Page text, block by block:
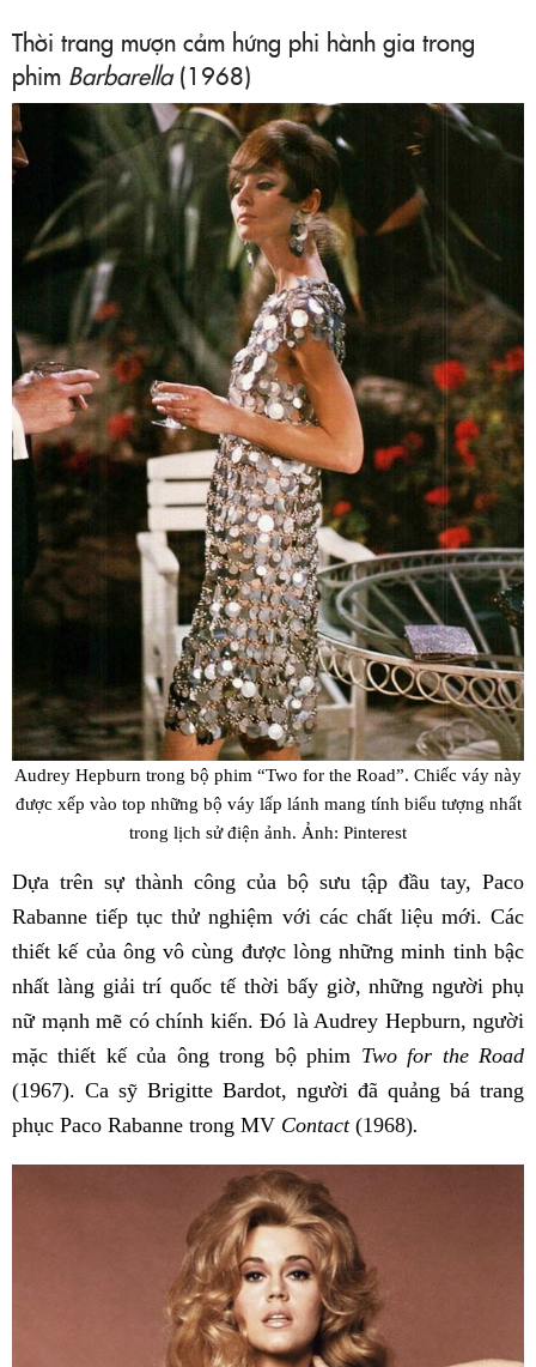
Thời trang mượn cảm hứng phi hành gia trong
phim Barbarella(1968)
Audrey Hepburn trong bộ phim “Two for the Road”. Chiếc váy này
được xếp vào top những bộ váy lấp lánh mang tính biểu tượng nhất
trong lịch sử điện ảnh. Ảnh: Pinterest
Dựa trên sự thành công của bộ sưu tập đầu tay, Paco
Rabanne tiếp tục thử nghiệm với các chất liệu mới. Các
thiết kế của ông vô cùng được lòng những minh tinh bậc
nhất làng giải trí quốc tế thời bấy giờ, những người phụ
nữ mạnh mẽ có chính kiến. Đó là Audrey Hepburn, người
mặc thiết kế của ông trong bộ phim Two for the Road
(1967). Ca sỹ Brigitte Bardot, người đã quảng bá trang
phục Paco Rabanne trong MV Contact (1968).